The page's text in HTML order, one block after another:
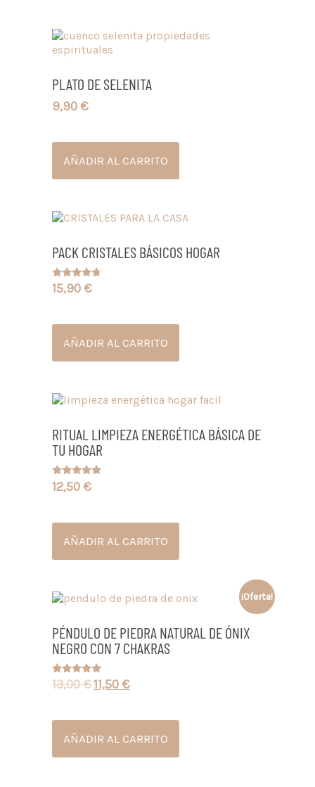
PLATO DE SELENITA
9,90 €
AÑADIR AL CARRITO
PACK CRISTALES BÁSICOS HOGAR
Valorado
con
15,90 €
AÑADIR AL CARRITO
RITUAL LIMPIEZA ENERGÉTICA BÁSICA DE
TU HOGAR
Valorado
con
12,50 €
AÑADIR AL CARRITO
¡Oferta!
PÉNDULO DE PIEDRA NATURAL DE ÓNIX
NEGRO CON 7 CHAKRAS
Valorado
con
13,00€11,50 €
AÑADIR AL CARRITO